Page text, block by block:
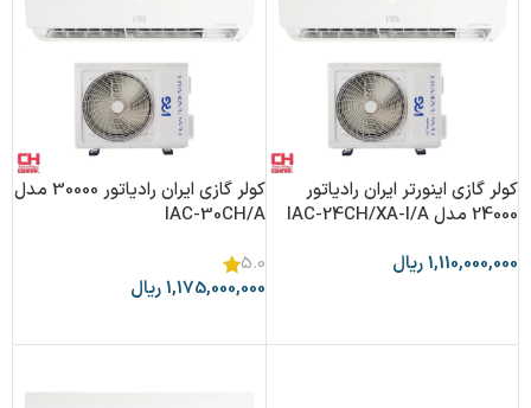
کولر گازی اینورتر ایران رادیاتور
24000 مدل IAC-24CH/XA-I/A
1,110,000,000ریال
کولر گازی ایران رادیاتور 30000 مدل
IAC-30CH/A
5.0
1,175,000,000ریال